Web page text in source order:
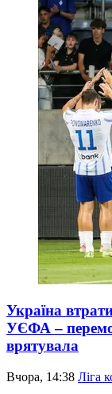
Україна
УЄФА –
врятувала
Вчора, 14:38 Ліга